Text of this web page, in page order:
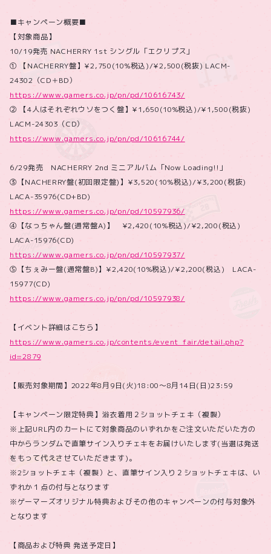
■キャンペーン概要■
【対象商品】
10/19発売 NACHERRY 1st シングル「エクリプス」
① 【NACHERRY盤】¥2,750(10%税込)/¥2,500(税抜) LACM-
24302（CD＋BD）
https://www.gamers.co.jp/pn/pd/10616743/
② 【4人はそれぞれウソをつく盤】¥1,650(10%税込)/¥1,500(税抜)
LACM-24303（CD）
https://www.gamers.co.jp/pn/pd/10616744/
6/29発売 NACHERRY 2nd ミニアルバム「Now Loading!!」
③【NACHERRY盤(初回限定盤)】¥3,520(10%税込)/¥3,200(税抜)
LACA-35976(CD+BD)
https://www.gamers.co.jp/pn/pd/10597936/
④【なっちゃん盤(通常盤A)】 ¥2,420(10%税込)/¥2,200(税込)
LACA-15976(CD)
https://www.gamers.co.jp/pn/pd/10597937/
⑤【ちぇみー盤(通常盤B)】¥2,420(10%税込)/¥2,200(税込) LACA-
15977(CD)
https://www.gamers.co.jp/pn/pd/10597938/
【イベント詳細はこちら】
https://www.gamers.co.jp/contents/event_fair/detail.php?
id=2879
【販売対象期間】2022年8月9日(火)18:00～8月14日(日)23:59
【キャンペーン限定特典】浴衣着用２ショットチェキ（複製）
※上記URL内のカートにて対象商品のいずれかをご注文いただいた方の
中からランダムで直筆サイン入りチェキをお届けいたします(当選は発送
をもって代えさせていただきます)。
※2ショットチェキ（複製）と、直筆サイン入り２ショットチェキは、い
ずれか１点の付与となります
※ゲーマーズオリジナル特典およびその他のキャンペーンの付与対象外
となります
【商品および特典 発送予定日】